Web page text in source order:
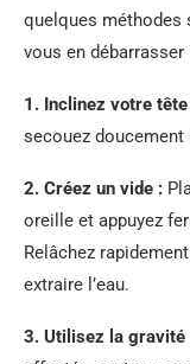
quelques méthodes
vous en débarrasser
1. Inclinez votre tête
secouez doucement
2. Créez un vide :
oreille et appuyez
Relâchez
extraire l’eau.
3. Utilisez la gravité